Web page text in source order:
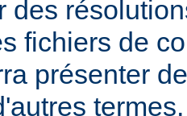
des
fichiers de
présenter